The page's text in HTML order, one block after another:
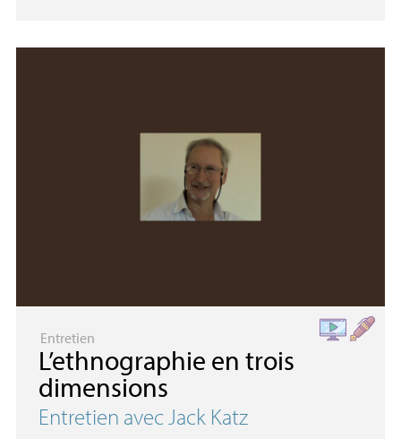
Entretien
L’ethnographie en trois
dimensions
Entretien avec Jack Katz